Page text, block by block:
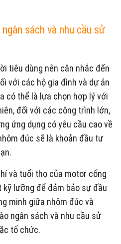
sách và nhu cầu sử
tiêu dùng nên cân nhắc đến
với các hộ gia đình và dự án
có thể là lựa chọn hợp lý với
đối với các công trình lớn,
ứng dụng có yêu cầu cao về
đúc sẽ là khoản đầu tư
và tuổi thọ của motor cổng
lưỡng để đảm bảo sự đầu
minh giữa nhôm đúc và
ngân sách và nhu cầu sử
tổ chức.